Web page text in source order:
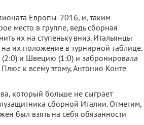
Европы-2016, и, таким
место в группе, ведь сборная
их на ступеньку вниз. Итальянцы
на их положение в турнирной таблице.
(2:0) и Швецию (1:0) и забронировала
к всему этому, Антонио Конте
который больше не сыграет
сборной Италии. Отметим,
был взять на себя обязанности